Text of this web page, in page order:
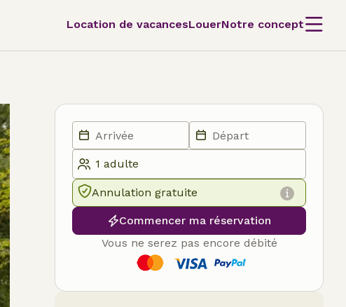
Location de vacancesLouerNotre concept
Annulation gratuite
Commencer ma réservation
Vous ne serez pas encore débité